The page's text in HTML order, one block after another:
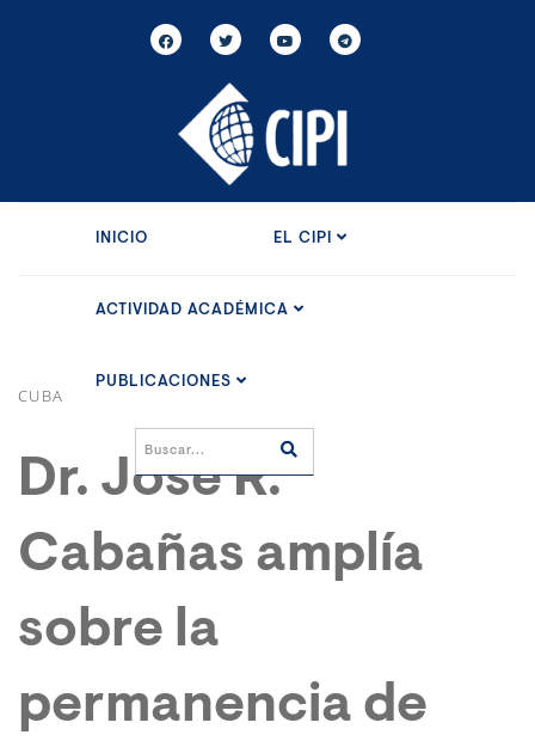
INICIO EL CIPI
ACTIVIDAD ACADÉMICA
PUBLICACIONES
CUBA
Dr. José R.
Cabañas amplía
sobre la
permanencia de